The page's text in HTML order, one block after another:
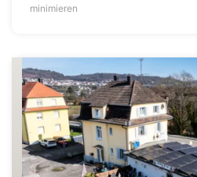
minimieren